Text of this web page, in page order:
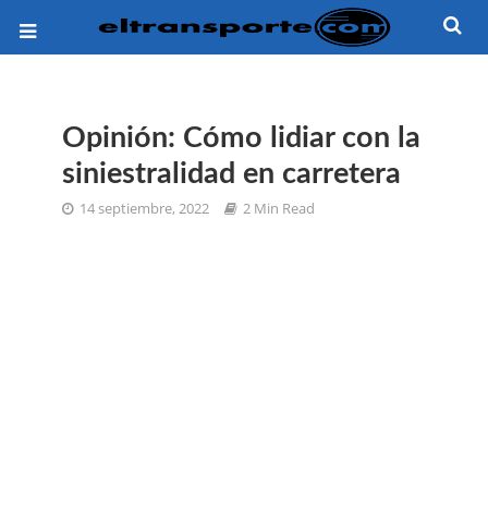
Opinión: Cómo lidiar con la
siniestralidad en carretera
14 septiembre, 2022 2 Min Read